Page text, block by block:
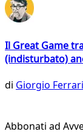
Il Great Game
(indisturbato)
di Giorgio Ferrari
Abbonati ad